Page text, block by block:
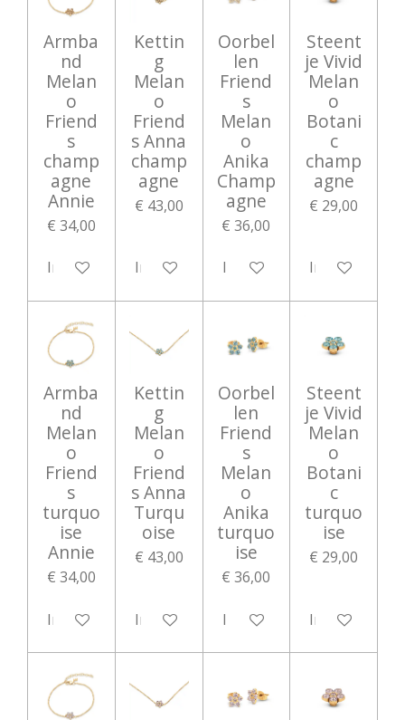
Armba
nd
Melan
o
Friend
s
champ
agne
Annie
€ 34,00
In winkelwagen
Kettin
g
Melan
o
Friend
s Anna
champ
agne
€ 43,00
In winkelwagen
Oorbel
len
Friend
s
Melan
o
Anika
Champ
agne
€ 36,00
In winkelwagen
Steent
je Vivid
Melan
o
Botani
c
champ
agne
€ 29,00
In
Armba
nd
Melan
o
Friend
s
turquo
ise
Annie
€ 34,00
In winkelwagen
Kettin
g
Melan
o
Friend
s Anna
Turqu
oise
€ 43,00
In winkelwagen
Oorbel
len
Friend
s
Melan
o
Anika
turquo
ise
€ 36,00
In winkelwagen
Steent
je Vivid
Melan
o
Botani
c
turquo
ise
€ 29,00
In